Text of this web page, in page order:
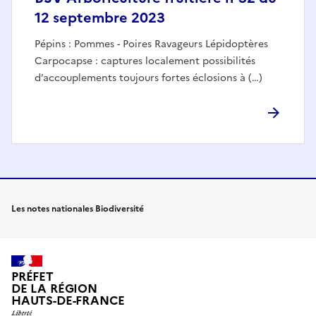
12 septembre 2023
Pépins : Pommes - Poires Ravageurs Lépidoptères
Carpocapse : captures localement possibilités
d’accouplements toujours fortes éclosions à (…)
Les notes nationales Biodiversité
PRÉFET
DE LA RÉGION
HAUTS-DE-FRANCE